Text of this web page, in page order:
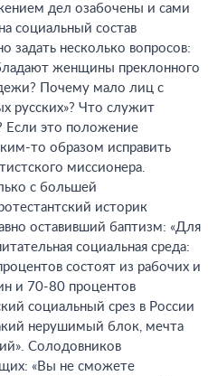
дел озабочены и сами
социальный состав
задать несколько вопросов:
женщины преклонного
Почему мало лиц с
русских»? Что служит
Если это положение
то образом исправить
миссионера.
с большей
историк
оставивший баптизм: «Для
социальная среда:
состоят из рабочих и
и 70-80 процентов
социальный срез в России
нерушимый блок, мечта
Солодовников
«Вы не сможете